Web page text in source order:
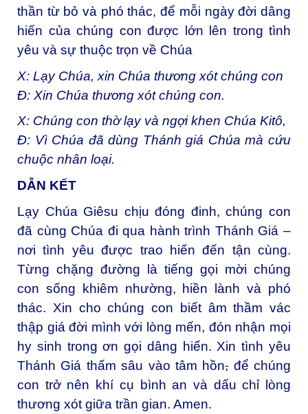
thần từ bỏ và phó thác, để mỗi ngày đời dâng
hiến của chúng con được lớn lên trong tình
yêu và sự thuộc trọn về Chúa
X: Lạy Chúa, xin Chúa thương xót chúng con
Đ: Xin Chúa thương xót chúng con.
X: Chúng con thờ lạy và ngợi khen Chúa Kitô,
Đ: Vì Chúa đã dùng Thánh giá Chúa mà cứu
chuộc nhân loại.
DẪN KẾT
Lạy Chúa Giêsu chịu đóng đinh, chúng con
đã cùng Chúa đi qua hành trình Thánh Giá –
nơi tình yêu được trao hiến đến tận cùng.
Từng chặng đường là tiếng gọi mời chúng
con sống khiêm nhường, hiền lành và phó
thác. Xin cho chúng con biết âm thầm vác
thập giá đời mình với lòng mến, đón nhận mọi
hy sinh trong ơn gọi dâng hiến. Xin tình yêu
Thánh Giá thấm sâu vào tâm hồn,để chúng
con trở nên khí cụ bình an và dấu chỉ lòng
thương xót giữa trần gian. Amen.